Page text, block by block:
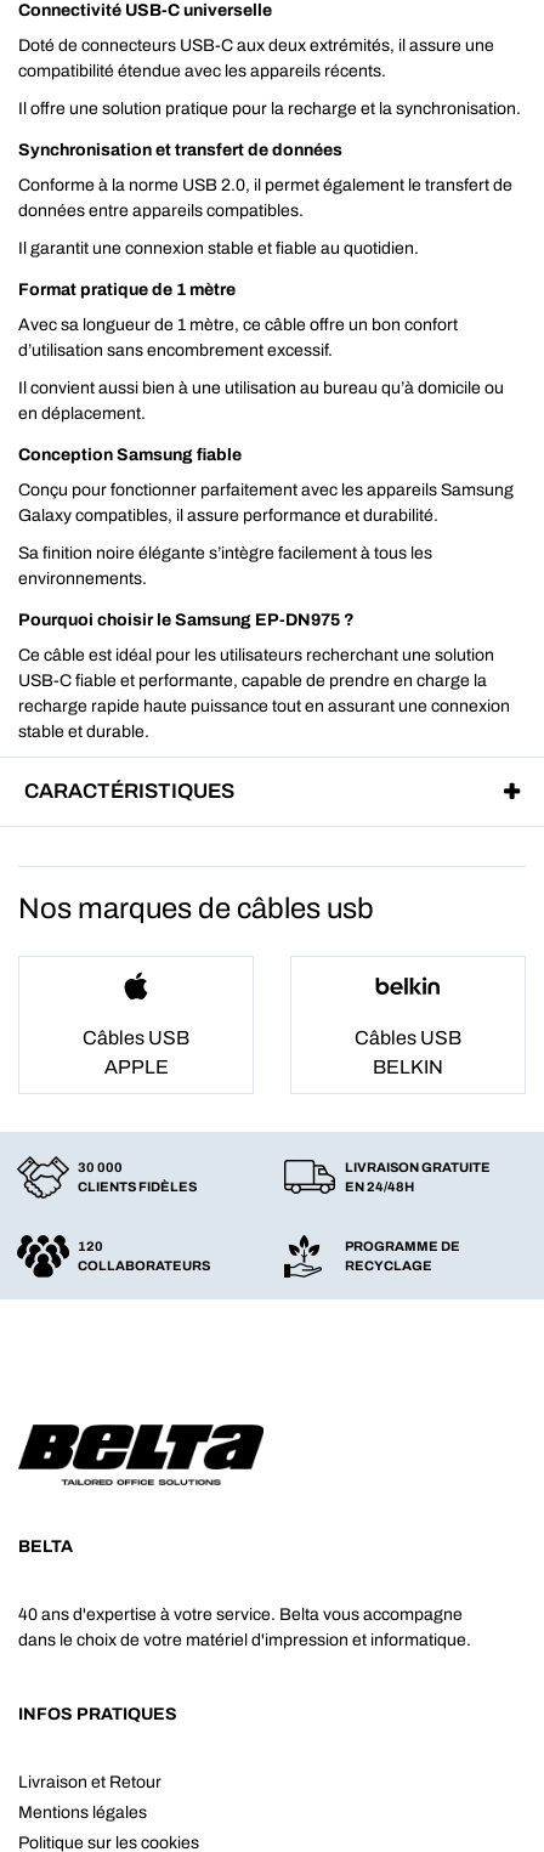
Connectivité USB-C universelle
Doté de connecteurs USB-C aux deux extrémités, il assure une
compatibilité étendue avec les appareils récents.
Il offre une solution pratique pour la recharge et la synchronisation.
Synchronisation et transfert de données
Conforme à la norme USB 2.0, il permet également le transfert de
données entre appareils compatibles.
Il garantit une connexion stable et fiable au quotidien.
Format pratique de 1 mètre
Avec sa longueur de 1 mètre, ce câble offre un bon confort
d’utilisation sans encombrement excessif.
Il convient aussi bien à une utilisation au bureau qu’à domicile ou
en déplacement.
Conception Samsung fiable
Conçu pour fonctionner parfaitement avec les appareils Samsung
Galaxy compatibles, il assure performance et durabilité.
Sa finition noire élégante s’intègre facilement à tous les
environnements.
Pourquoi choisir le Samsung EP-DN975 ?
Ce câble est idéal pour les utilisateurs recherchant une solution
USB-C fiable et performante, capable de prendre en charge la
recharge rapide haute puissance tout en assurant une connexion
stable et durable.
CARACTÉRISTIQUES
Nos marques de câbles usb
Câbles USB
APPLE
Câbles USB
BELKIN
30 000
CLIENTS FIDÈLES
LIVRAISON GRATUITE
EN 24/48H
120
COLLABORATEURS
PROGRAMME DE
RECYCLAGE
BELTA
40 ans d'expertise à votre service. Belta vous accompagne
dans le choix de votre matériel d'impression et informatique.
INFOS PRATIQUES
Livraison et Retour
Mentions légales
Politique sur les cookies